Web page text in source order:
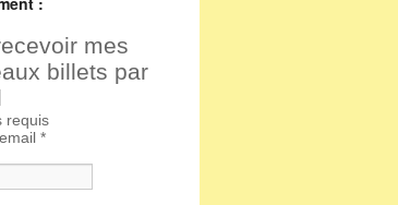
mes
billets par
requis
*